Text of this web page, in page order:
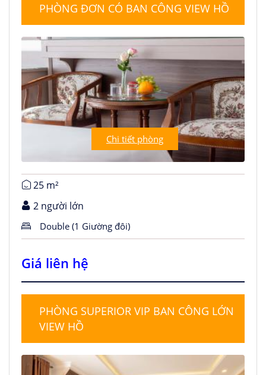
PHÒNG ĐƠN CÓ BAN CÔNG VIEW HỒ
Chi tiết phòng
25 m²
2 người lớn
Double (1 Giường đôi)
Giá liên hệ
PHÒNG SUPERIOR VIP BAN CÔNG LỚN
VIEW HỒ